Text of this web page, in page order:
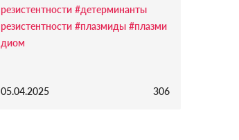
резистентности #детерминанты
резистентности #плазмиды #плазми
диом
05.04.2025 306